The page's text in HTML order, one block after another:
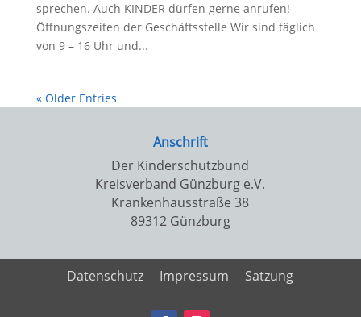
sprechen. Auch KINDER dürfen gerne anrufen!
Öffnungszeiten der Geschäftsstelle Wir sind täglich
von 9 – 16 Uhr und...
« Older Entries
Anschrift
Der Kinderschutzbund
Kreisverband Günzburg e.V.
Krankenhausstraße 38
89312 Günzburg
Datenschutz Impressum Satzung